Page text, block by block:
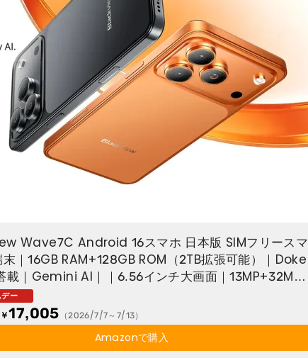
Wave7C Android 16スマホ 日本版 SIMフリースマ
｜16GB RAM+128GB ROM（2TB拡張可能）｜Doke
載｜Gemini AI｜｜6.56インチ大画面｜13MP+32MP
バッテリー｜顔認証/OTG/GPS対応｜専用ケース
フリー スマートフォン ブラック
￥17,005 （2026/7/7～7/13）
Amazonで購入